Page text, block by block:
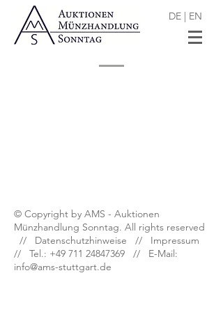
DE | EN
© Copyright by AMS - Auktionen
Münzhandlung Sonntag. All rights reserved
// Datenschutzhinweise // Impressum
// Tel.: +49 711 24847369 // E-Mail:
info@ams-stuttgart.de